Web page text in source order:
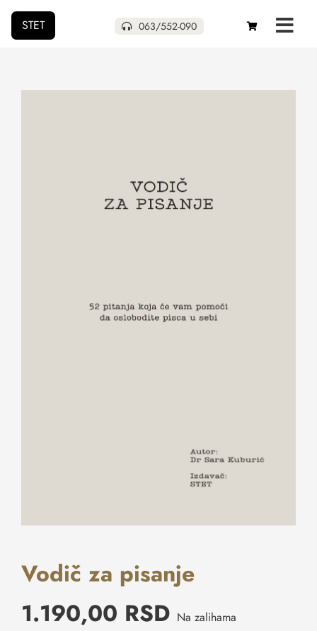
STET 063/552-090
Vodič za pisanje
1.190,00 RSD Na zalihama